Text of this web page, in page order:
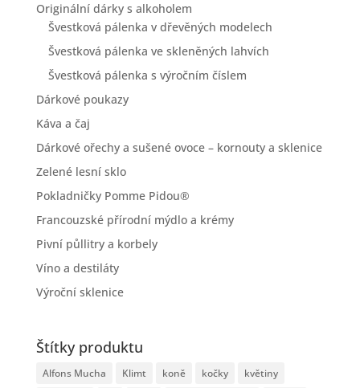
Originální dárky s alkoholem
Švestková pálenka v dřevěných modelech
Švestková pálenka ve skleněných lahvích
Švestková pálenka s výročním číslem
Dárkové poukazy
Káva a čaj
Dárkové ořechy a sušené ovoce – kornouty a sklenice
Zelené lesní sklo
Pokladničky Pomme Pidou®
Francouzské přírodní mýdlo a krémy
Pivní půllitry a korbely
Víno a destiláty
Výroční sklenice
Štítky produktu
Alfons Mucha Klimt koně kočky
květiny